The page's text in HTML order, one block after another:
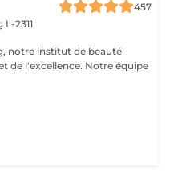
457
2311
notre institut de beauté
Notre équipe